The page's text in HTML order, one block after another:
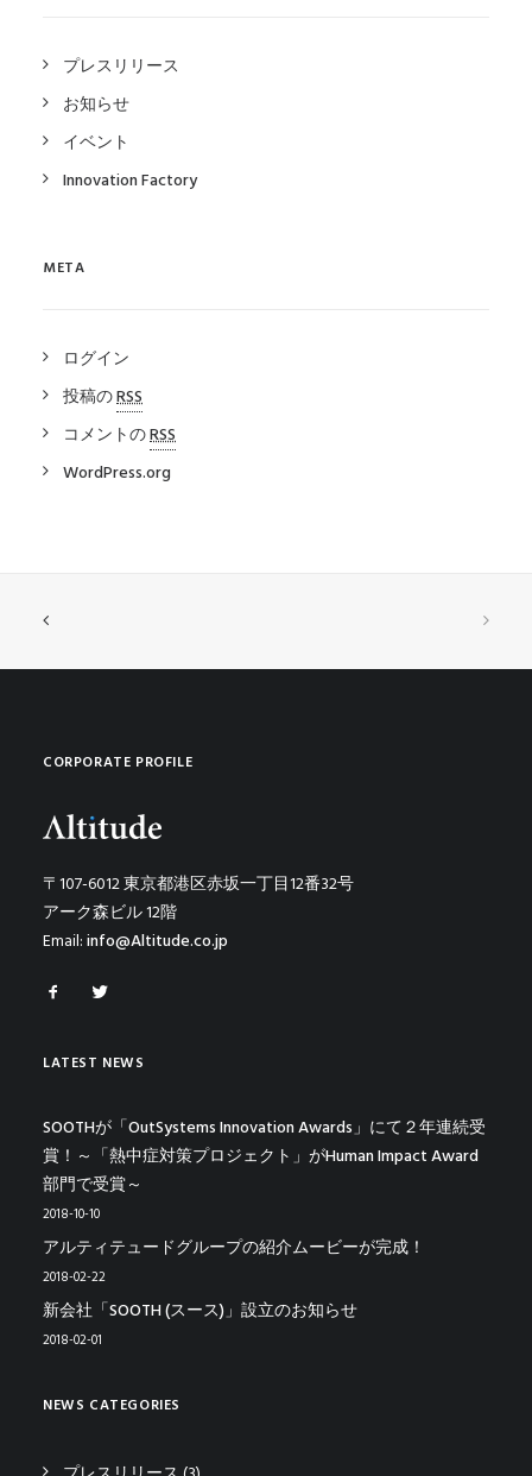
プレスリリース
お知らせ
イベント
Innovation Factory
META
ログイン
投稿のRSS
コメントのRSS
WordPress.org
CORPORATE PROFILE
〒107-6012 東京都港区赤坂一丁目12番32号
アーク森ビル 12階
Email:info@Altitude.co.jp
LATEST NEWS
SOOTHが「OutSystems Innovation Awards」にて２年連続受
賞！～「熱中症対策プロジェクト」がHuman Impact Award
部門で受賞～
2018-10-10
アルティテュードグループの紹介ムービーが完成！
2018-02-22
新会社「SOOTH (スース)」設立のお知らせ
2018-02-01
NEWS CATEGORIES